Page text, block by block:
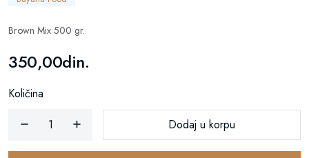
Brown Mix 500 gr.
350,00din.
Količina
Dodaj u korpu